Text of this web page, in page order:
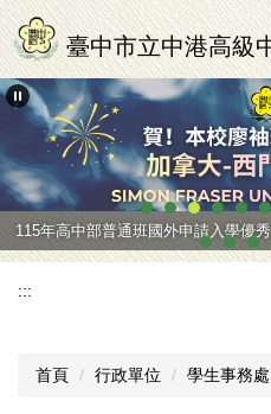
跳
到
主
要
區
臺中市立中港高級
115年高中部普通班國外申請入學優
:::
首頁 行政單位 學生事務處